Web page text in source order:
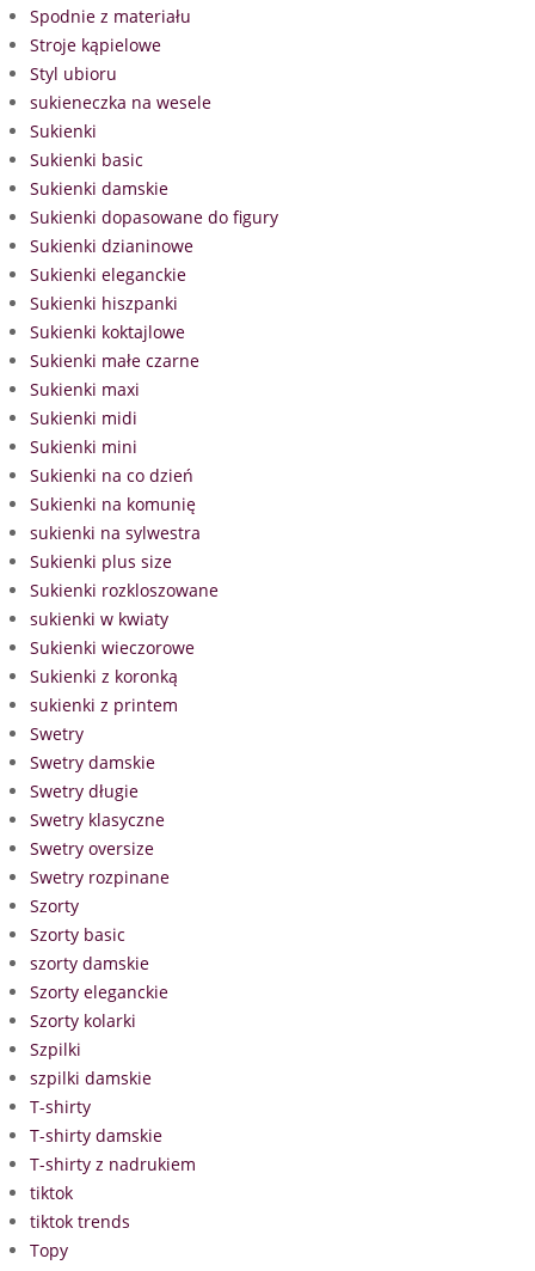
Spodnie z materiału
Stroje kąpielowe
Styl ubioru
sukieneczka na wesele
Sukienki
Sukienki basic
Sukienki damskie
Sukienki dopasowane do figury
Sukienki dzianinowe
Sukienki eleganckie
Sukienki hiszpanki
Sukienki koktajlowe
Sukienki małe czarne
Sukienki maxi
Sukienki midi
Sukienki mini
Sukienki na co dzień
Sukienki na komunię
sukienki na sylwestra
Sukienki plus size
Sukienki rozkloszowane
sukienki w kwiaty
Sukienki wieczorowe
Sukienki z koronką
sukienki z printem
Swetry
Swetry damskie
Swetry długie
Swetry klasyczne
Swetry oversize
Swetry rozpinane
Szorty
Szorty basic
szorty damskie
Szorty eleganckie
Szorty kolarki
Szpilki
szpilki damskie
T-shirty
T-shirty damskie
T-shirty z nadrukiem
tiktok
tiktok trends
Topy